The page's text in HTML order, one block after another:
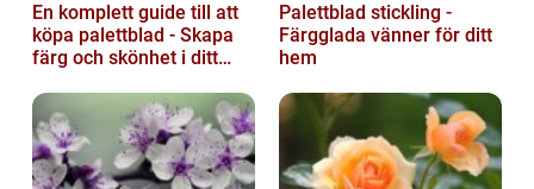
En komplett guide till att
köpa palettblad - Skapa
färg och skönhet i ditt
Palettblad stickling -
Färgglada vänner för ditt
hem